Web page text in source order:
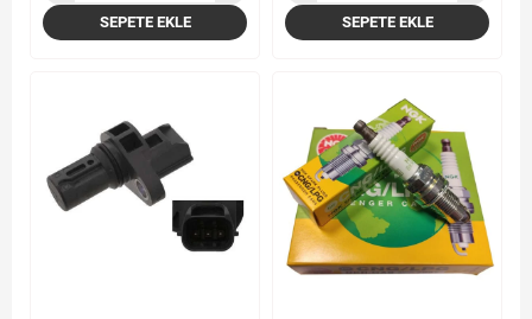
SEPETE EKLE SEPETE EKLE